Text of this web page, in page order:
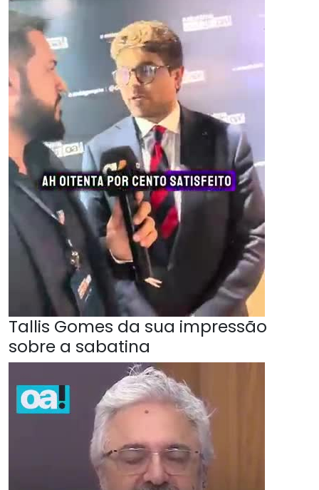
Tallis Gomes da sua impressão
sobre a sabatina